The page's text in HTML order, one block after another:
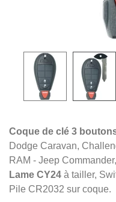
Coque de clé 3
Dodge Caravan,
RAM - Jeep
Lame CY24 à tailler,
Pile CR2032 sur coque.